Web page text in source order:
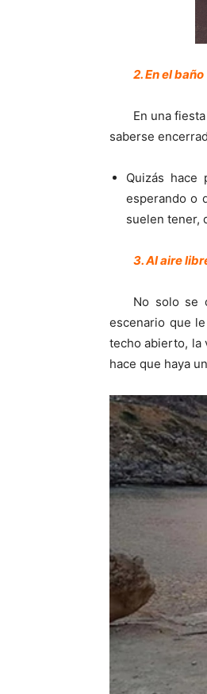
2. En el baño
En una
saberse
Quizás
esperando o
suelen tener,
3. Al aire
No solo se
escenario que
techo abierto, la
hace que haya